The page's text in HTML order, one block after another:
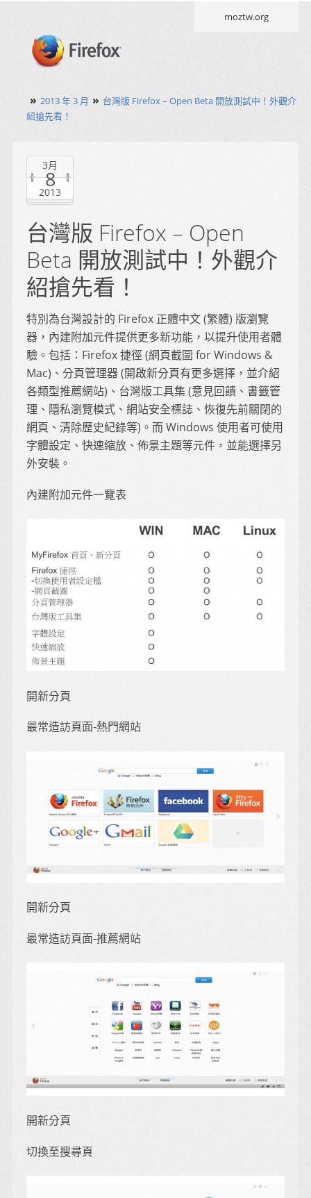
moztw.org
» 2013 年 3 月 » 台灣版 Firefox – Open Beta 開放測試中！外觀介
紹搶先看！
3月
8
2013
台灣版 Firefox – Open
Beta 開放測試中！外觀介
紹搶先看！
特別為台灣設計的 Firefox 正體中文 (繁體) 版瀏覽
器，內建附加元件提供更多新功能，以提升使用者體
驗。包括：Firefox 捷徑 (網頁截圖 for Windows &
Mac)、分頁管理器 (開啟新分頁有更多選擇，並介紹
各類型推薦網站)、台灣版工具集 (意見回饋、書籤管
理、隱私瀏覽模式、網站安全標誌、恢復先前關閉的
網頁、清除歷史紀錄等)。而 Windows 使用者可使用
字體設定、快速縮放、佈景主題等元件，並能選擇另
外安裝。
內建附加元件一覽表
開新分頁
最常造訪頁面-熱門網站
開新分頁
最常造訪頁面-推薦網站
開新分頁
切換至搜尋頁